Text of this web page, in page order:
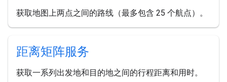
获取地图上两点之间的路线（最多包含 25 个航点）。
距离矩阵服务
获取一系列出发地和目的地之间的行程距离和用时。